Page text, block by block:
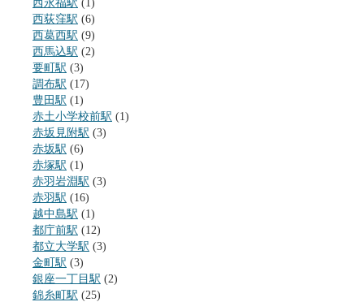
西永福駅 (1)
西荻窪駅 (6)
西葛西駅 (9)
西馬込駅 (2)
要町駅 (3)
調布駅 (17)
豊田駅 (1)
赤土小学校前駅 (1)
赤坂見附駅 (3)
赤坂駅 (6)
赤塚駅 (1)
赤羽岩淵駅 (3)
赤羽駅 (16)
越中島駅 (1)
都庁前駅 (12)
都立大学駅 (3)
金町駅 (3)
銀座一丁目駅 (2)
錦糸町駅 (25)